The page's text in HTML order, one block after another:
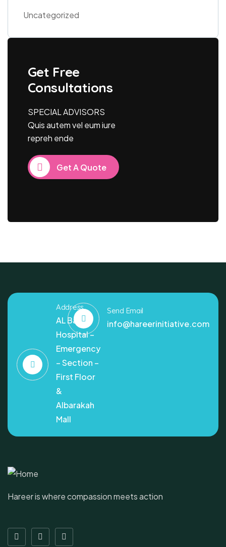
Uncategorized
Get Free
Consultations
SPECIAL ADVISORS
Quis autem vel eum iure
repreh ende
Get A Quote
Address
AL Bashir
Hospital –
Emergency
– Section –
First Floor
&
Albarakah
Mall
Send Email
info@hareerinitiative.com
Hareer is where compassion meets action